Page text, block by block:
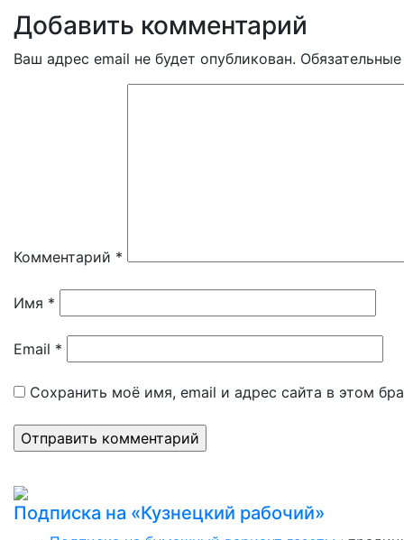
Добавить комментарий
Ваш адрес email не будет опубликован.
Комментарий *
Имя *
Email *
Сохранить моё имя, email и адрес сайта в этом
Подписка на «Кузнецкий рабочий»